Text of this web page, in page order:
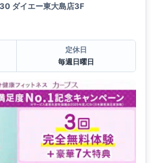
ダイエー東大島店3F
定休日
毎週日曜日